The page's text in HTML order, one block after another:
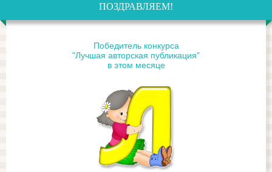
ПОЗДРАВЛЯЕМ!
Победитель конкурса
"Лучшая авторская публикация"
в этом месяце